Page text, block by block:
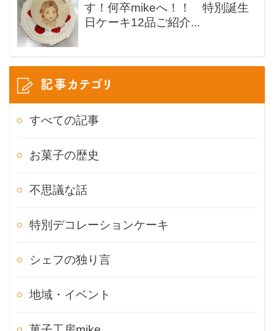
す！何卒mikeへ！！ 特別誕生
日ケーキ12品ご紹介...
記事カテゴリ
すべての記事
お菓子の歴史
不思議な話
特別デコレーションケーキ
シェフの独り言
地域・イベント